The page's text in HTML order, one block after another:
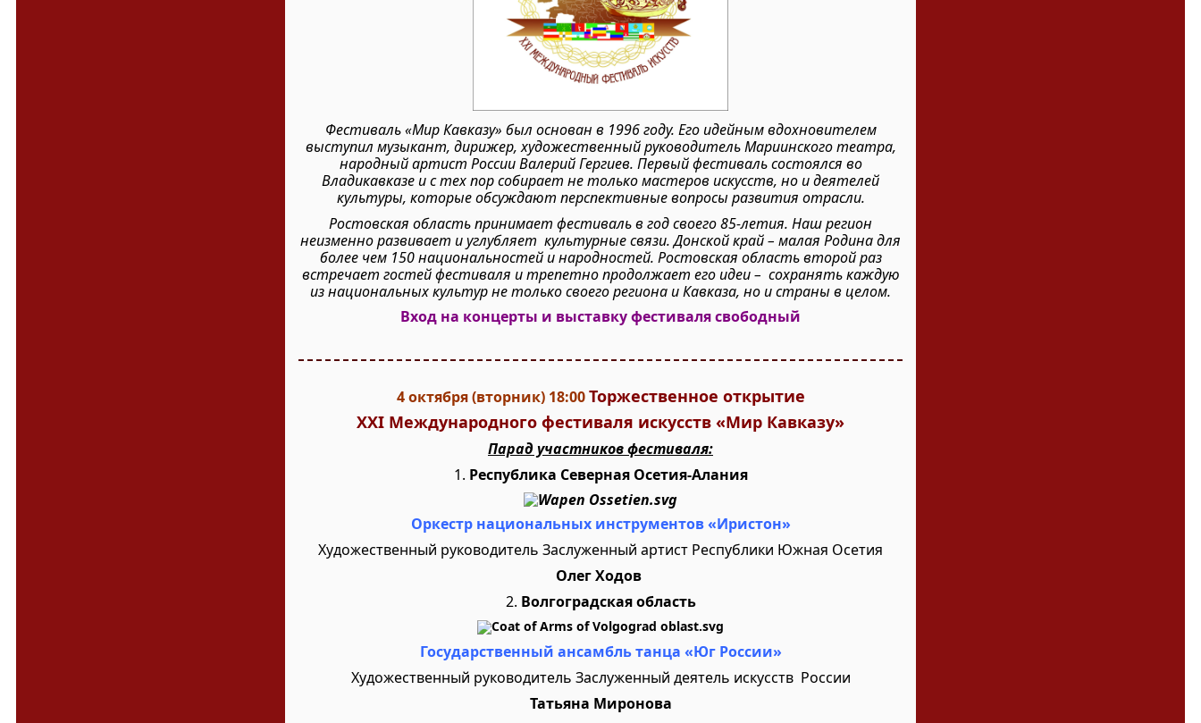
Фестиваль «Мир Кавказу» был основан в 1996 году. Его идейным вдохновителем
выступил музыкант, дирижер, художественный руководитель Мариинского театра,
народный артист России Валерий Гергиев. Первый фестиваль состоялся во
Владикавказе и с тех пор собирает не только мастеров искусств, но и деятелей
культуры, которые обсуждают перспективные вопросы развития отрасли.
Ростовская область принимает фестиваль в год своего 85-летия. Наш регион
неизменно развивает и углубляет культурные связи. Донской край – малая Родина для
более чем 150 национальностей и народностей. Ростовская область второй раз
встречает гостей фестиваля и трепетно продолжает его идеи – сохранять каждую
из национальных культур не только своего региона и Кавказа, но и страны в целом.
Вход на концерты и выставку фестиваля свободный
4 октября (вторник) 18:00Торжественное открытие
XXI Международного фестиваля искусств «Мир Кавказу»
Парад участников фестиваля:
1. Республика Северная Осетия-Алания
Оркестр национальных инструментов«Иристон»
Художественный руководитель Заслуженный артист Республики Южная Осетия
ОлегХодов
2. Волгоградская область
Государственный ансамбль танца «Юг России»
Художественный руководитель Заслуженный деятель искусств России
Татьяна Миронова